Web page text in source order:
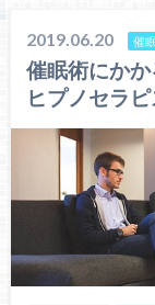
2019.06.20 催
催眠術にかか
ヒプノセラ